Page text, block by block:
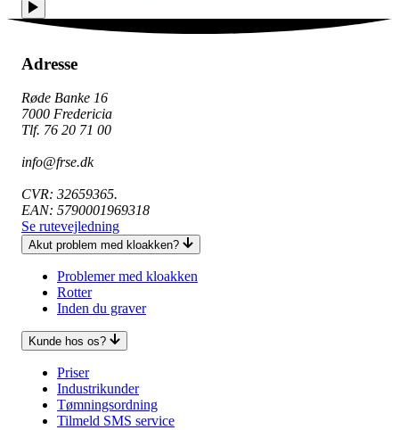
Adresse
Røde Banke 16
7000 Fredericia
Tlf. 76 20 71 00
info@frse.dk
CVR: 32659365.
EAN: 5790001969318
Se rutevejledning
Akut problem med kloakken?
Problemer med kloakken
Rotter
Inden du graver
Kunde hos os?
Priser
Industrikunder
Tømningsordning
Tilmeld SMS service